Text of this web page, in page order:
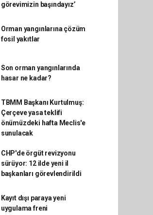
görevimizin başındayız’
Orman yangınlarına çözüm
fosil yakıtlar
Son orman yangınlarında
hasar ne kadar?
TBMM Başkanı Kurtulmuş:
Çerçeve yasa teklifi
önümüzdeki hafta Meclis'e
sunulacak
CHP'de örgüt revizyonu
sürüyor: 12 ilde yeni il
başkanları görevlendirildi
Kayıt dışı paraya yeni
uygulama freni